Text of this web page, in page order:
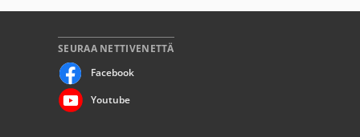
SEURAA NETTIVENETTÄ
Facebook
Youtube